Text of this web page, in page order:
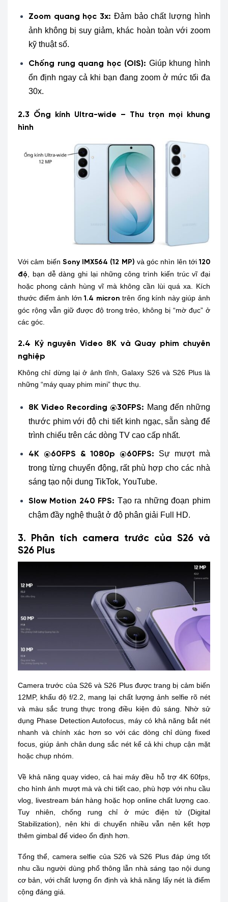
Zoom quang học 3x: Đảm bảo chất lượng hình
ảnh không bị suy giảm, khác hoàn toàn với zoom
kỹ thuật số.
Chống rung quang học (OIS): Giúp khung hình
ổn định ngay cả khi bạn đang zoom ở mức tối đa
30x.
2.3 Ống kính Ultra-wide – Thu trọn mọi khung
hình
Với cảm biến Sony IMX564 (12 MP) và góc nhìn lên tới120
độ, bạn dễ dàng ghi lại những công trình kiến trúc vĩ đại
hoặc phong cảnh hùng vĩ mà không cần lùi quá xa. Kích
thước điểm ảnh lớn1.4 micron trên ống kính này giúp ảnh
góc rộng vẫn giữ được độ trong trẻo, không bị “mờ đục” ở
các góc.
2.4 Kỷ nguyên Video 8K và Quay phim chuyên
nghiệp
Không chỉ dừng lại ở ảnh tĩnh, Galaxy S26 và S26 Plus là
những “máy quay phim mini” thực thụ.
8K Video Recording @30FPS: Mang đến những
thước phim với độ chi tiết kinh ngạc, sẵn sàng để
trình chiếu trên các dòng TV cao cấp nhất.
4K @60FPS & 1080p @60FPS: Sự mượt mà
trong từng chuyển động, rất phù hợp cho các nhà
sáng tạo nội dung TikTok, YouTube.
Slow Motion 240 FPS: Tạo ra những đoạn phim
chậm đầy nghệ thuật ở độ phân giải Full HD.
3. Phân tích camera trước của S26 và
S26 Plus
Camera trước của S26 và S26 Plus được trang bị cảm biến
12MP, khẩu độ f/2.2, mang lại chất lượng ảnh selfie rõ nét
và màu sắc trung thực trong điều kiện đủ sáng. Nhờ sử
dụng Phase Detection Autofocus, máy có khả năng bắt nét
nhanh và chính xác hơn so với các dòng chỉ dùng fixed
focus, giúp ảnh chân dung sắc nét kể cả khi chụp cận mặt
hoặc chụp nhóm.
Về khả năng quay video, cả hai máy đều hỗ trợ 4K 60fps,
cho hình ảnh mượt mà và chi tiết cao, phù hợp với nhu cầu
vlog, livestream bán hàng hoặc họp online chất lượng cao.
Tuy nhiên, chống rung chỉ ở mức điện tử (Digital
Stabilization), nên khi di chuyển nhiều vẫn nên kết hợp
thêm gimbal để video ổn định hơn.
Tổng thể, camera selfie của S26 và S26 Plus đáp ứng tốt
nhu cầu người dùng phổ thông lẫn nhà sáng tạo nội dung
cơ bản, với chất lượng ổn định và khả năng lấy nét là điểm
cộng đáng giá.